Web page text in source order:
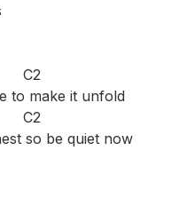
to make it unfold
so be quiet now